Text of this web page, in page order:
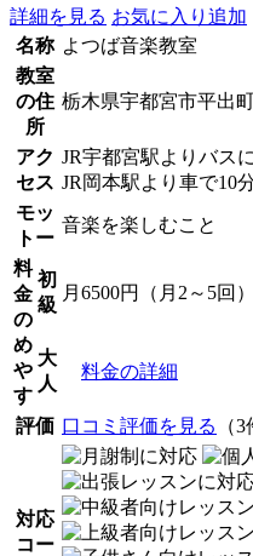
詳細を見る お気に入り追加
名称 よつば音楽教室
教室
の住
所
栃木県宇都宮市平出
アク
セス
JR宇都宮駅よりバス
JR岡本駅より車で10
モッ
トー
音楽を楽しむこと
料
金
の
め
や
す
初
級
月6500円（月2～5回
大
人
料金の詳細
評価 口コミ評価を見る （3
対応
コー